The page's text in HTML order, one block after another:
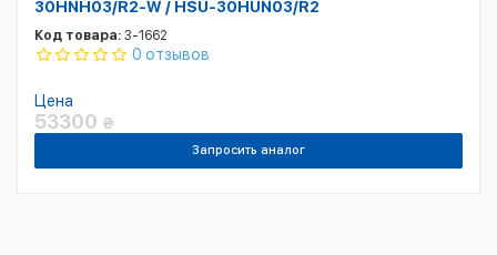
30HNH03/R2-W / HSU-30HUN03/R2
Код товара: 3-1662
0 отзывов
Цена
53300 ₴
Запросить аналог